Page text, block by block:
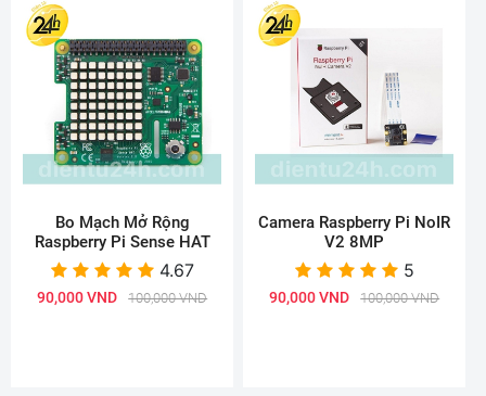
Bo Mạch Mở Rộng
Raspberry Pi Sense HAT
4.67
90,000 VND 100,000 VND
Camera Raspberry Pi NoIR
V2 8MP
5
90,000 VND 100,000 VND